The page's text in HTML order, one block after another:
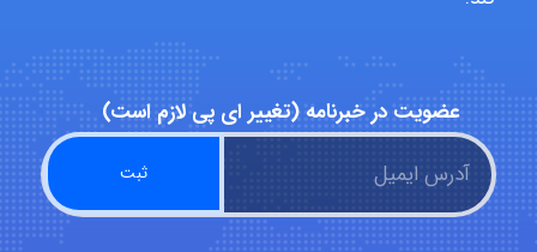
عضویت در خبرنامه (تغییر ای پی لازم است)